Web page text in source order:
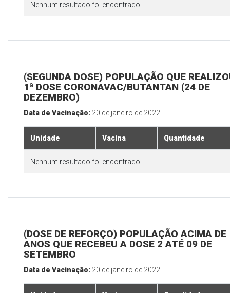
Nenhum resultado foi encontrado.
(SEGUNDA DOSE) POPULAÇÃO QUE
1ª DOSE CORONAVAC/BUTANTAN (24 DE
DEZEMBRO)
Data de Vacinação: 20 de janeiro de 2022
Unidade Vacina Quantidade
Nenhum resultado foi encontrado.
(DOSE DE REFORÇO) POPULAÇÃO ACIMA DE
ANOS QUE RECEBEU A DOSE 2 ATÉ 09 DE
SETEMBRO
Data de Vacinação: 20 de janeiro de 2022